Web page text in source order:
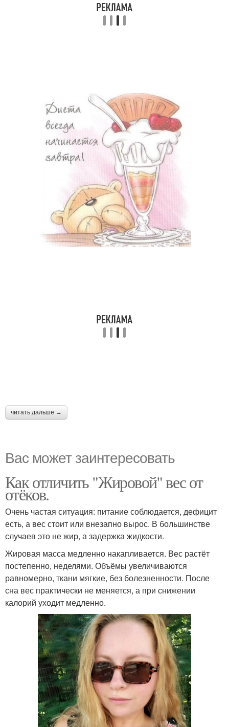
читать дальше →
Вас может заинтересовать
Как отличить "Жировой" вес от
отёков.
Очень частая ситуация: питание соблюдается, дефицит
есть, а вес стоит или внезапно вырос. В большинстве
случаев это не жир, а задержка жидкости.
Жировая масса медленно накапливается. Вес растёт
постепенно, неделями. Объёмы увеличиваются
равномерно, ткани мягкие, без болезненности. После
сна вес практически не меняется, а при снижении
калорий уходит медленно.